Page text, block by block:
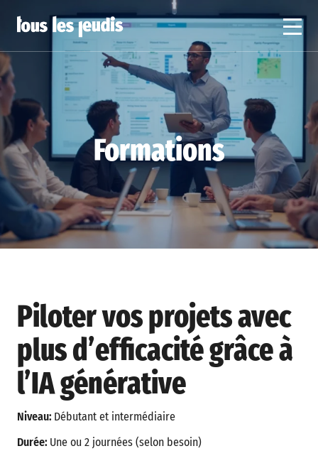
Formations
Piloter vos projets avec
plus d’efficacité grâce à
l’IA générative
Niveau: Débutant et intermédiaire
Durée: Une ou 2 journées (selon besoin)